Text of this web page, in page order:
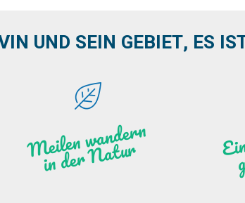
UND SEIN GEBIET, ES
Meile
n
w
a
n
de
r
n
i
n
de
r
N
atu
r